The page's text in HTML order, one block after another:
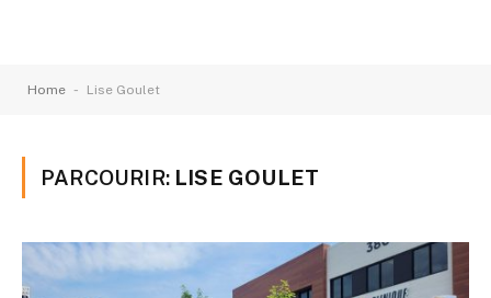
Home - Lise Goulet
PARCOURIR: LISE GOULET